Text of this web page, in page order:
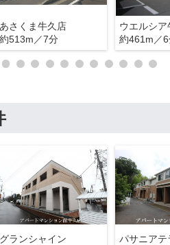
あさくま牛久店
約513m／7分
ウエルシ
約461m／
グランシャイン
パサニアテ